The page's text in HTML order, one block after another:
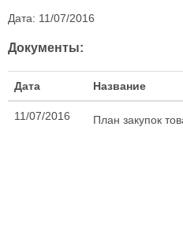
Дата: 11/07/2016
Документы:
Дата Название
11/07/2016 План закупок